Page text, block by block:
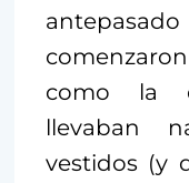
como la
llevaban
vestidos (y